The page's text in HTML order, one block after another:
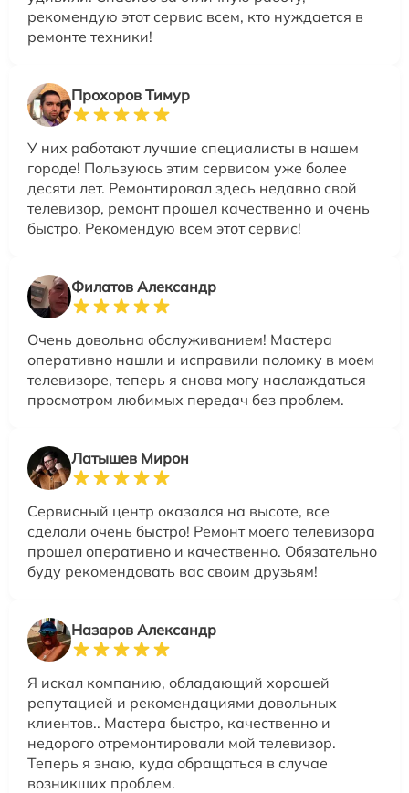
рекомендую этот сервис всем, кто нуждается в
ремонте техники!
Прохоров Тимур
У них работают лучшие специалисты в нашем
городе! Пользуюсь этим сервисом уже более
десяти лет. Ремонтировал здесь недавно свой
телевизор, ремонт прошел качественно и очень
быстро. Рекомендую всем этот сервис!
Филатов Александр
Очень довольна обслуживанием! Мастера
оперативно нашли и исправили поломку в моем
телевизоре, теперь я снова могу наслаждаться
просмотром любимых передач без проблем.
Латышев Мирон
Сервисный центр оказался на высоте, все
сделали очень быстро! Ремонт моего телевизора
прошел оперативно и качественно. Обязательно
буду рекомендовать вас своим друзьям!
Назаров Александр
Я искал компанию, обладающий хорошей
репутацией и рекомендациями довольных
клиентов.. Мастера быстро, качественно и
недорого отремонтировали мой телевизор.
Теперь я знаю, куда обращаться в случае
возникших проблем.